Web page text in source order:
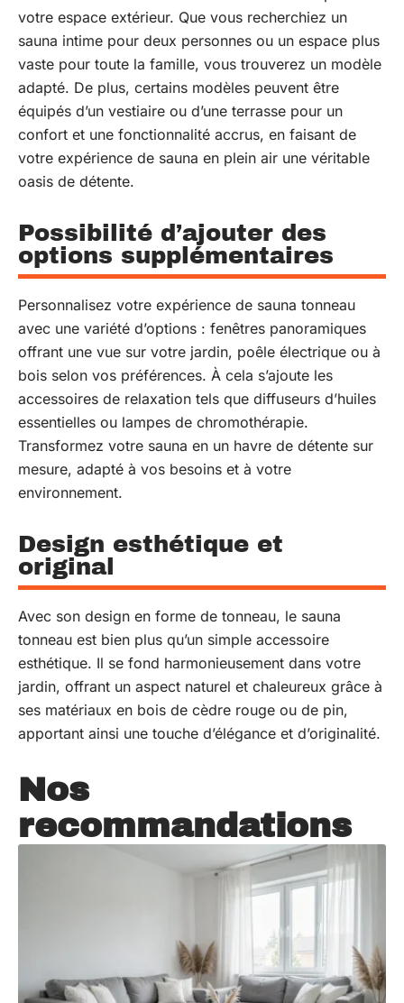
votre espace extérieur. Que vous recherchiez un
sauna intime pour deux personnes ou un espace plus
vaste pour toute la famille, vous trouverez un modèle
adapté. De plus, certains modèles peuvent être
équipés d’un vestiaire ou d’une terrasse pour un
confort et une fonctionnalité accrus, en faisant de
votre expérience de sauna en plein air une véritable
oasis de détente.
Possibilité d’ajouter des
options supplémentaires
Personnalisez votre expérience de sauna tonneau
avec une variété d’options : fenêtres panoramiques
offrant une vue sur votre jardin, poêle électrique ou à
bois selon vos préférences. À cela s’ajoute les
accessoires de relaxation tels que diffuseurs d’huiles
essentielles ou lampes de chromothérapie.
Transformez votre sauna en un havre de détente sur
mesure, adapté à vos besoins et à votre
environnement.
Design esthétique et
original
Avec son design en forme de tonneau, le sauna
tonneau est bien plus qu’un simple accessoire
esthétique. Il se fond harmonieusement dans votre
jardin, offrant un aspect naturel et chaleureux grâce à
ses matériaux en bois de cèdre rouge ou de pin,
apportant ainsi une touche d’élégance et d’originalité.
Nos
recommandations